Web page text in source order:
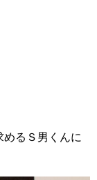
るＳ男くんに